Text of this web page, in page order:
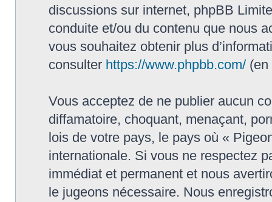
discussions sur internet, phpBB
conduite et/ou du contenu que nous
vous souhaitez obtenir plus
consulter https://www.phpbb.com/ (en
Vous acceptez de ne publier aucun
diffamatoire, choquant, menaçant,
lois de votre pays, le pays où «
internationale. Si vous ne respectez
immédiat et permanent et nous
le jugeons nécessaire. Nous